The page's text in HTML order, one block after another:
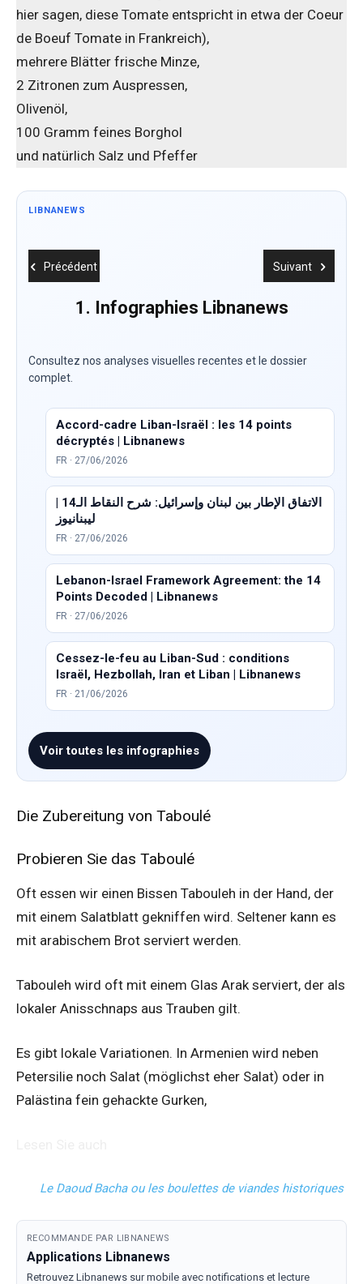
hier sagen, diese Tomate entspricht in etwa der Coeur
de Boeuf Tomate in Frankreich),
mehrere Blätter frische Minze,
2 Zitronen zum Auspressen,
Olivenöl,
100 Gramm feines Borghol
und natürlich Salz und Pfeffer
LIBNANEWS
Précédent Suivant
1. Infographies Libnanews
Consultez nos analyses visuelles recentes et le dossier
complet.
Accord-cadre Liban-Israël : les 14 points
décryptés | Libnanews
FR · 27/06/2026
الاتفاق الإطار بين لبنان وإسرائيل: شرح النقاط الـ14 |
ليبنانيوز
FR · 27/06/2026
Lebanon-Israel Framework Agreement: the 14
Points Decoded | Libnanews
FR · 27/06/2026
Cessez-le-feu au Liban-Sud : conditions
Israël, Hezbollah, Iran et Liban | Libnanews
FR · 21/06/2026
Voir toutes les infographies
Die Zubereitung von Taboulé
Probieren Sie das Taboulé
Oft essen wir einen Bissen Tabouleh in der Hand, der
mit einem Salatblatt gekniffen wird. Seltener kann es
mit arabischem Brot serviert werden.
Tabouleh wird oft mit einem Glas Arak serviert, der als
lokaler Anisschnaps aus Trauben gilt.
Es gibt lokale Variationen. In Armenien wird neben
Petersilie noch Salat (möglichst eher Salat) oder in
Palästina fein gehackte Gurken,
Le Daoud Bacha ou les boulettes de viandes historiques
RECOMMANDE PAR LIBNANEWS
Applications Libnanews
Retrouvez Libnanews sur mobile avec notifications et lecture